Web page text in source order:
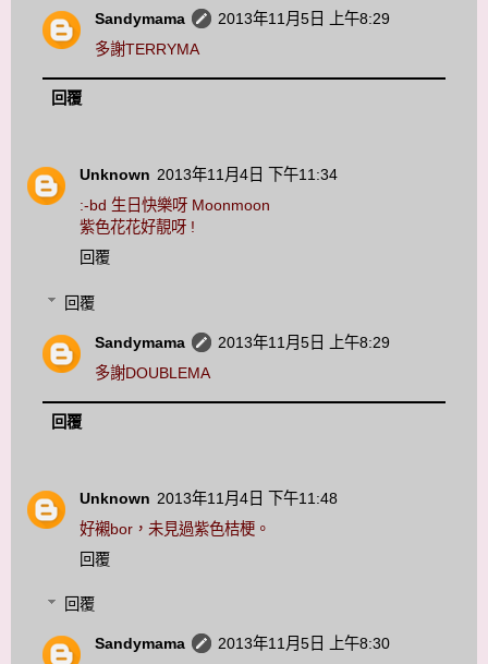
Sandymama
2013年11月5日 上午8:29
多謝TERRYMA
回覆
Unknown 2013年11月4日 下午11:34
:-bd 生日快樂呀 Moonmoon
紫色花花好靚呀 !
回覆
回覆
Sandymama
2013年11月5日 上午8:29
多謝DOUBLEMA
回覆
Unknown 2013年11月4日 下午11:48
好襯bor，未見過紫色桔梗。
回覆
回覆
Sandymama
2013年11月5日 上午8:30